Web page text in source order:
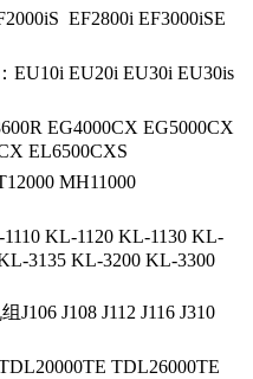
EF2800i EF3000iSE
EU20i EU30i EU30is
EG4000CX EG5000CX
EL6500CXS
MH11000
KL-1120 KL-1130 KL-
3135 KL-3200 KL-3300
J108 J112 J116 J310
TDL26000TE